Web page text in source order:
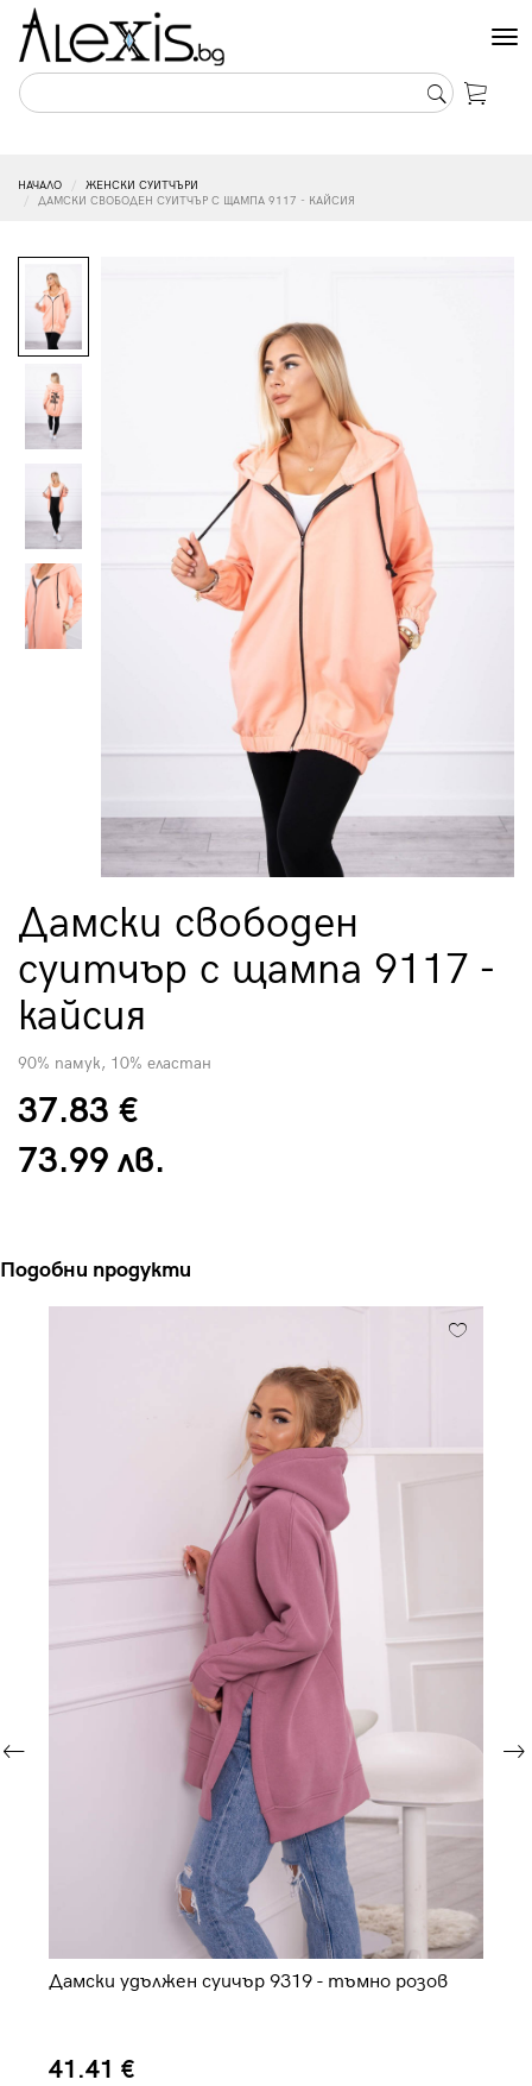
НАЧАЛО
ЖЕНСКИ СУИТЧЪРИ
ДАМСКИ СВОБОДЕН СУИТЧЪР С ЩАМПА 9117 - КАЙСИЯ
Дамски свободен
суитчър с щампа 9117 -
кайсия
90% памук, 10% еластан
37.83 €
73.99 лв.
Подобни продукти
Дамски удължен суичър 9319 - тъмно розов
41.41 €